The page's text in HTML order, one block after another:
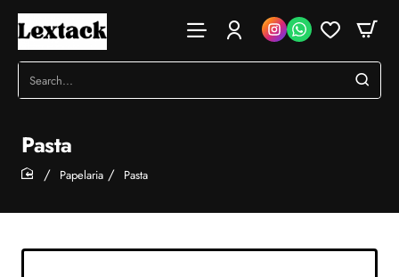
Search...
Pasta
home
Papelaria Pasta